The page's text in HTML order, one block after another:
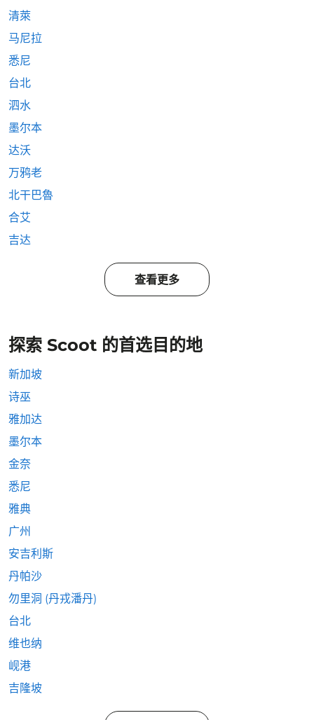
清萊
马尼拉
悉尼
台北
泗水
墨尔本
达沃
万鸦老
北干巴魯
合艾
吉达
查看更多
探索 Scoot 的首选目的地
新加坡
诗巫
雅加达
墨尔本
金奈
悉尼
雅典
广州
安吉利斯
丹帕沙
勿里洞 (丹戎潘丹)
台北
维也纳
岘港
吉隆坡